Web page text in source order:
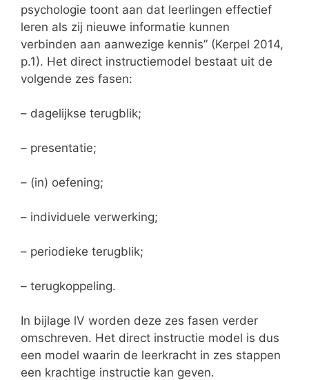
psychologie toont aan dat leerlingen effectief
leren als zij nieuwe informatie kunnen
verbinden aan aanwezige kennis” (Kerpel 2014,
p.1). Het direct instructiemodel bestaat uit de
volgende zes fasen:
– dagelijkse terugblik;
– presentatie;
– (in) oefening;
– individuele verwerking;
– periodieke terugblik;
– terugkoppeling.
In bijlage lV worden deze zes fasen verder
omschreven. Het direct instructie model is dus
een model waarin de leerkracht in zes stappen
een krachtige instructie kan geven.